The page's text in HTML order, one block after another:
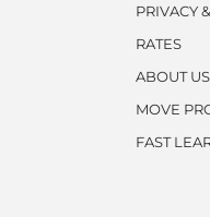
PRIVACY
RATES
ABOUT US
MOVE
FAST